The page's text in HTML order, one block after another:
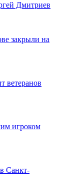
Дмитриев
закрыли на
ветеранов
игроком
Санкт-